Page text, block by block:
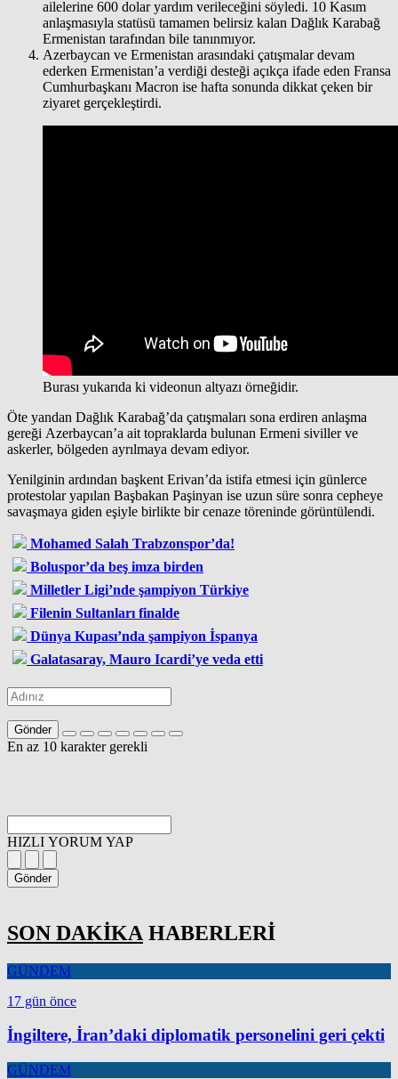
ailelerine 600 dolar yardım verileceğini söyledi. 10 Kasım
anlaşmasıyla statüsü tamamen belirsiz kalan Dağlık Karabağ
Ermenistan tarafından bile tanınmıyor.
Azerbaycan ve Ermenistan arasındaki çatışmalar devam
ederken Ermenistan’a verdiği desteği açıkça ifade eden Fransa
Cumhurbaşkanı Macron ise hafta sonunda dikkat çeken bir
ziyaret gerçekleştirdi.
Burası yukarıda ki videonun altyazı örneğidir.
Öte yandan Dağlık Karabağ’da çatışmaları sona erdiren anlaşma
gereği Azerbaycan’a ait topraklarda bulunan Ermeni siviller ve
askerler, bölgeden ayrılmaya devam ediyor.
Yenilginin ardından başkent Erivan’da istifa etmesi için günlerce
protestolar yapılan Başbakan Paşinyan ise uzun süre sonra cepheye
savaşmaya giden eşiyle birlikte bir cenaze töreninde görüntülendi.
Mohamed Salah Trabzonspor’da!
Boluspor’da beş imza birden
Milletler Ligi’nde şampiyon Türkiye
Filenin Sultanları finalde
Dünya Kupası’nda şampiyon İspanya
Galatasaray, Mauro Icardi’ye veda etti
Gönder
En az 10 karakter gerekli
HIZLI YORUM YAP
Gönder
SON DAKİKA HABERLERİ
GÜNDEM
17 gün önce
İngiltere, İran’daki diplomatik personelini geri çekti
GÜNDEM